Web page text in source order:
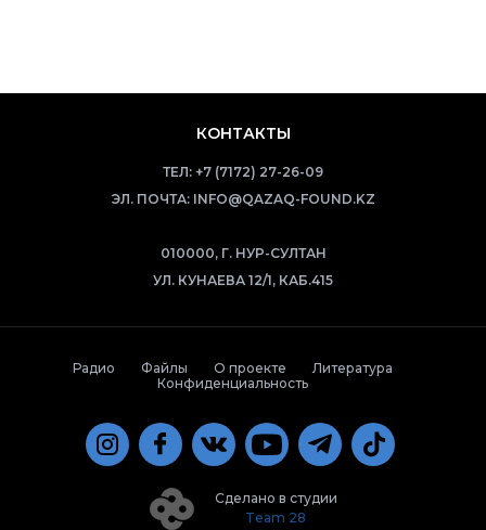
КОНТАКТЫ
ТЕЛ: +7 (7172) 27-26-09
ЭЛ. ПОЧТА: INFO@QAZAQ-FOUND.KZ
010000, Г. НУР-СУЛТАН
УЛ. КУНАЕВА 12/1, КАБ.415
Радио Файлы О проекте
Литература
Конфиденциальность
Сделано в студии
Team 28